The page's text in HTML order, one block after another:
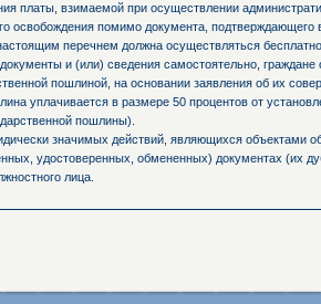
платы, взимаемой при осуществлении
освобождения помимо документа,
перечнем должна осуществляться
и (или) сведения самостоятельно,
пошлиной, на основании заявления об их
уплачивается в размере 50 процентов от
пошлины).
значимых действий, являющихся объектами
удостоверенных, обмененных) документах (их
лица.